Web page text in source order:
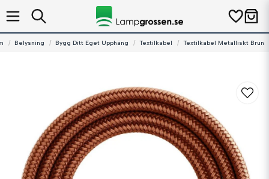
Belysning Bygg Ditt Eget Upphäng Textilkabel Textilkabel Metalliskt Brun